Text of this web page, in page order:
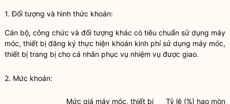
1. Đối tượng và hình thức khoán:
Cán bộ, công chức và đối tượng khác có tiêu chuẩn sử dụng máy
móc, thiết bị đăng ký thực hiện khoán kinh phí sử dụng máy móc,
thiết bị trang bị cho cá nhân phục vụ nhiệm vụ được giao.
2. Mức khoán:
Mức giá máy móc, thiết bị Tỷ lệ (%) hao mòn